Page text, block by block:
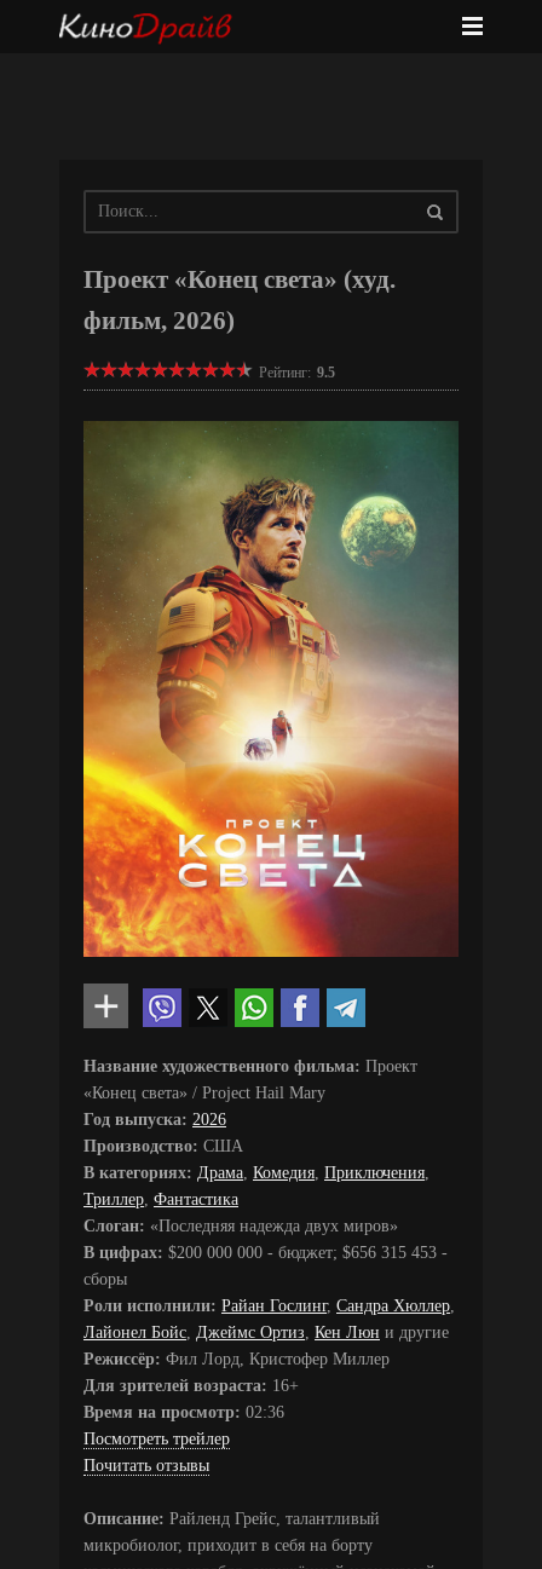
Проект «Конец света» (худ.
фильм, 2026)
Рейтинг: 9.5
Название художественного фильма: Проект
«Конец света» / Project Hail Mary
Год выпуска: 2026
Производство: США
В категориях: Драма Комедия Приключения
Триллер Фантастика
Слоган: «Последняя надежда двух миров»
В цифрах: $200 000 000 - бюджет; $656 315 453 -
сборы
Роли исполнили: Райан Гослинг, Сандра Хюллер
Лайонел Бойс Джеймс Ортиз Кен Люн и другие
Режиссёр: Фил Лорд, Кристофер Миллер
Для зрителей возраста: 16+
Время на просмотр: 02:36
Посмотреть трейлер
Почитать отзывы
Описание: Райленд Грейс, талантливый
микробиолог, приходит в себя на борту